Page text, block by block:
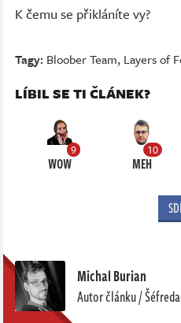
K čemu se přikláníte vy?
Tagy: Bloober Team, Layers of
LÍBIL SE TI ČLÁNEK?
9
WOW
10
MEH
Michal Burian
Autor článku /